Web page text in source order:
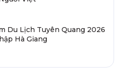
Du Lịch Tuyên Quang 2026
Hà Giang